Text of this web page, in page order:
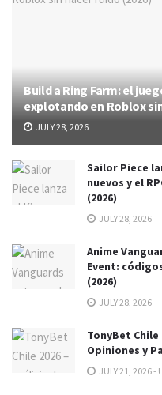
Build a Ring Farm: el
explotando en Roblox
JULY 28, 2026
Sailor Piece
nuevos y el
(2026)
JULY 28, 2026
Anime
Event:
(2026)
JULY 28, 2026
TonyBet Chile
Opiniones y
JULY 21, 2026 -